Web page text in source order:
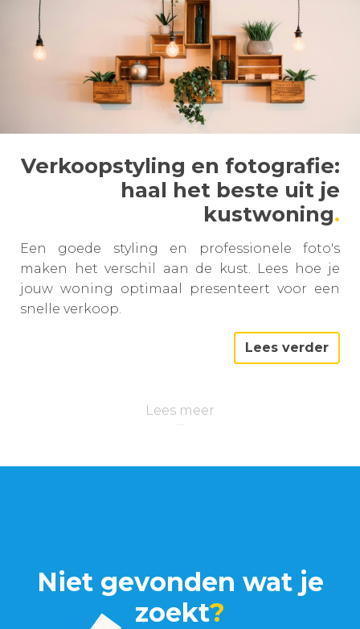
Verkoopstyling en fotografie:
haal het beste uit je
kustwoning
Een goede styling en professionele foto's
maken het verschil aan de kust. Lees hoe je
jouw woning optimaal presenteert voor een
snelle verkoop.
Lees verder
Lees meer
Niet gevonden wat je
zoekt?